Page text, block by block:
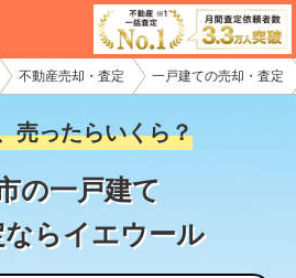
不動産売却・査定 一戸建ての売却・査定
売ったらいくら？
の一戸建て
ならイエウール
動産会社様